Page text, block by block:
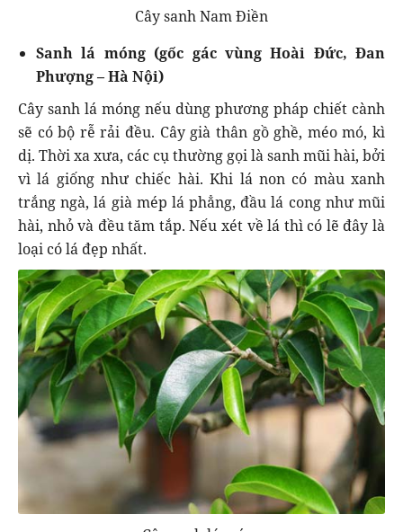
Cây sanh Nam Điền
Sanh lá móng (gốc gác vùng Hoài Đức, Đan
Phượng – Hà Nội)
Cây sanh lá móng nếu dùng phương pháp chiết cành
sẽ có bộ rễ rải đều. Cây già thân gồ ghề, méo mó, kì
dị. Thời xa xưa, các cụ thường gọi là sanh mũi hài, bởi
vì lá giống như chiếc hài. Khi lá non có màu xanh
trắng ngà, lá già mép lá phẳng, đầu lá cong như mũi
hài, nhỏ và đều tăm tắp. Nếu xét về lá thì có lẽ đây là
loại có lá đẹp nhất.